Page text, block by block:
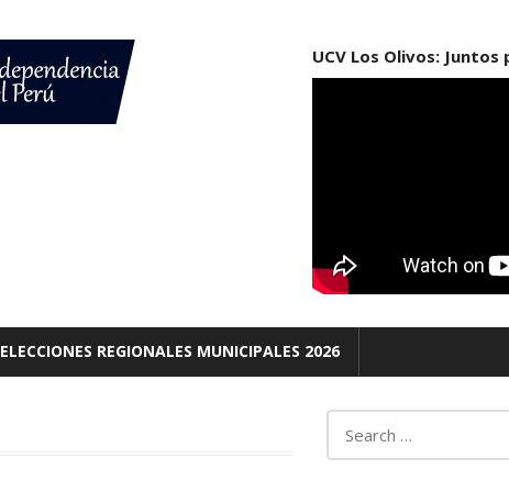
UCV Los Olivos:
ELECCIONES REGIONALES MUNICIPALES 2026